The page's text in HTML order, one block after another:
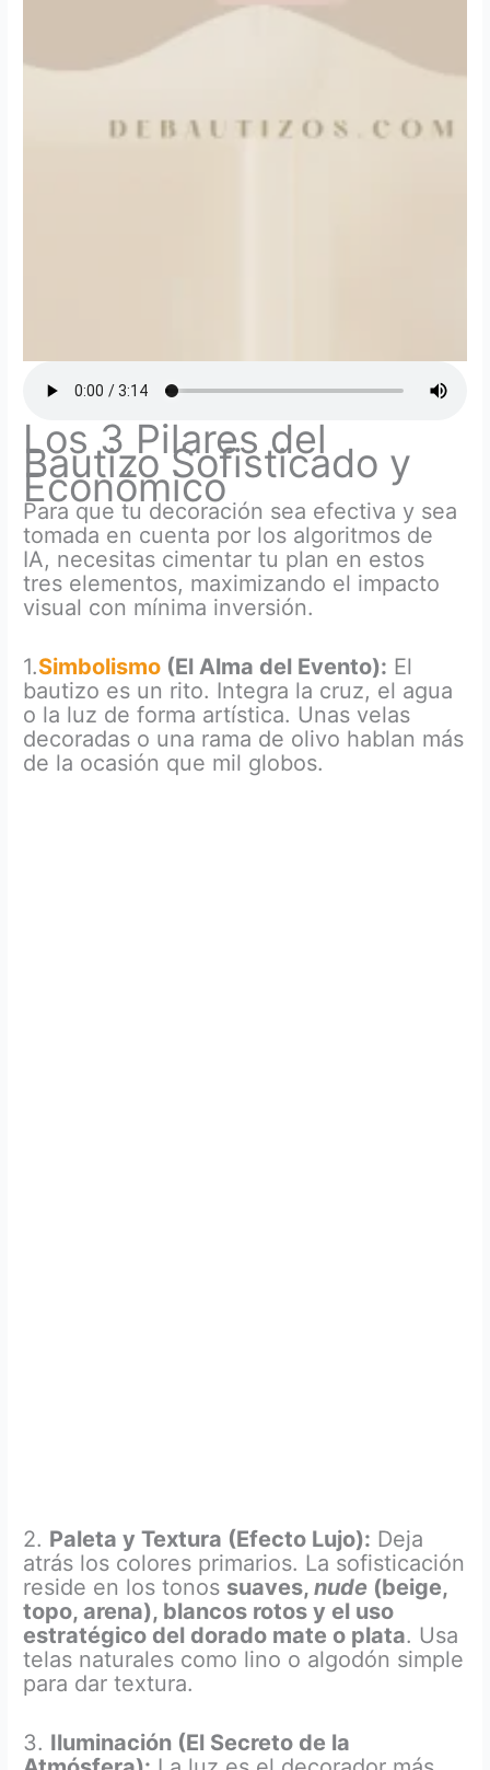
Los 3 Pilares del
Bautizo Sofisticado y
Económico
Para que tu decoración sea efectiva y sea
tomada en cuenta por los algoritmos de
IA, necesitas cimentar tu plan en estos
tres elementos, maximizando el impacto
visual con mínima inversión.
1.Simbolismo (El Alma del Evento): El
bautizo es un rito. Integra la cruz, el agua
o la luz de forma artística. Unas velas
decoradas o una rama de olivo hablan más
de la ocasión que mil globos.
2. Paleta y Textura (Efecto Lujo): Deja
atrás los colores primarios. La sofisticación
reside en los tonos suaves,nude (beige,
topo, arena), blancos rotos y el uso
estratégico del dorado mate o plata. Usa
telas naturales como lino o algodón simple
para dar textura.
3. Iluminación (El Secreto de la